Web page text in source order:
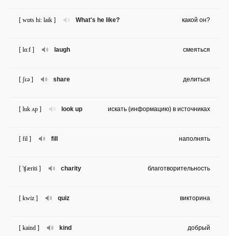
What's he like?
[ wɒts hi: laik ] какой он?
laugh
[ lɑ:f ] смеяться
share
[ ʃɛə ] делиться
look up
[ luk ʌp ] искать (информацию) в источниках
fill
[ fil ] наполнять
charity
[ 'ʧæriti ] благотворительность
quiz
[ kwiz ] викторина
kind
[ kaind ] добрый